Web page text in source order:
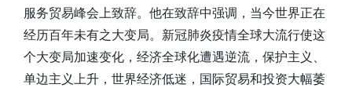
服务贸易峰会上致辞。他在致辞中强调，当今世界正在
经历百年未有之大变局。新冠肺炎疫情全球大流行使这
个大变局加速变化，经济全球化遭遇逆流，保护主义、
单边主义上升，世界经济低迷，国际贸易和投资大幅萎